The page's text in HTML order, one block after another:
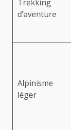
Trekking
d’aventure
Alpinisme
léger